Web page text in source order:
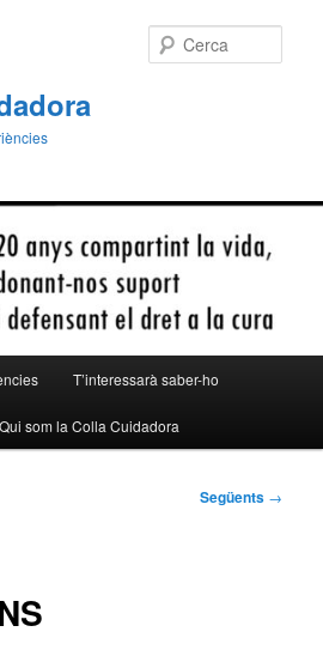
T’interessarà saber-ho
Qui som la Colla Cuidadora
Següents →